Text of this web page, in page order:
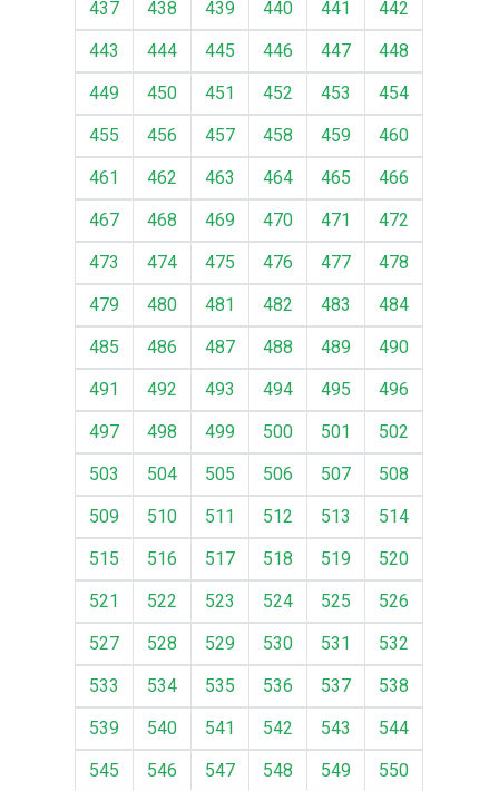
437 438 439 440 441
442
443
444 445 446 447
448
449
450 451 452 453
454
455
456 457 458 459
460
461
462 463 464 465
466
467
468 469 470 471
472
473
474 475 476 477
478
479
480 481 482 483
484
485
486 487 488 489
490
491
492 493 494 495
496
497
498 499 500 501
502
503
504 505 506 507
508
509
510 511 512 513
514
515
516 517 518 519
520
521
522 523 524 525
526
527
528 529 530 531
532
533
534 535 536 537
538
539
540 541 542 543
544
545
546 547 548 549
550